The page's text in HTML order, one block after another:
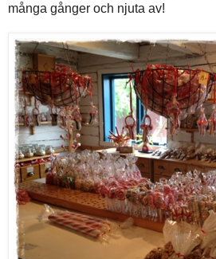
många gånger och njuta av!